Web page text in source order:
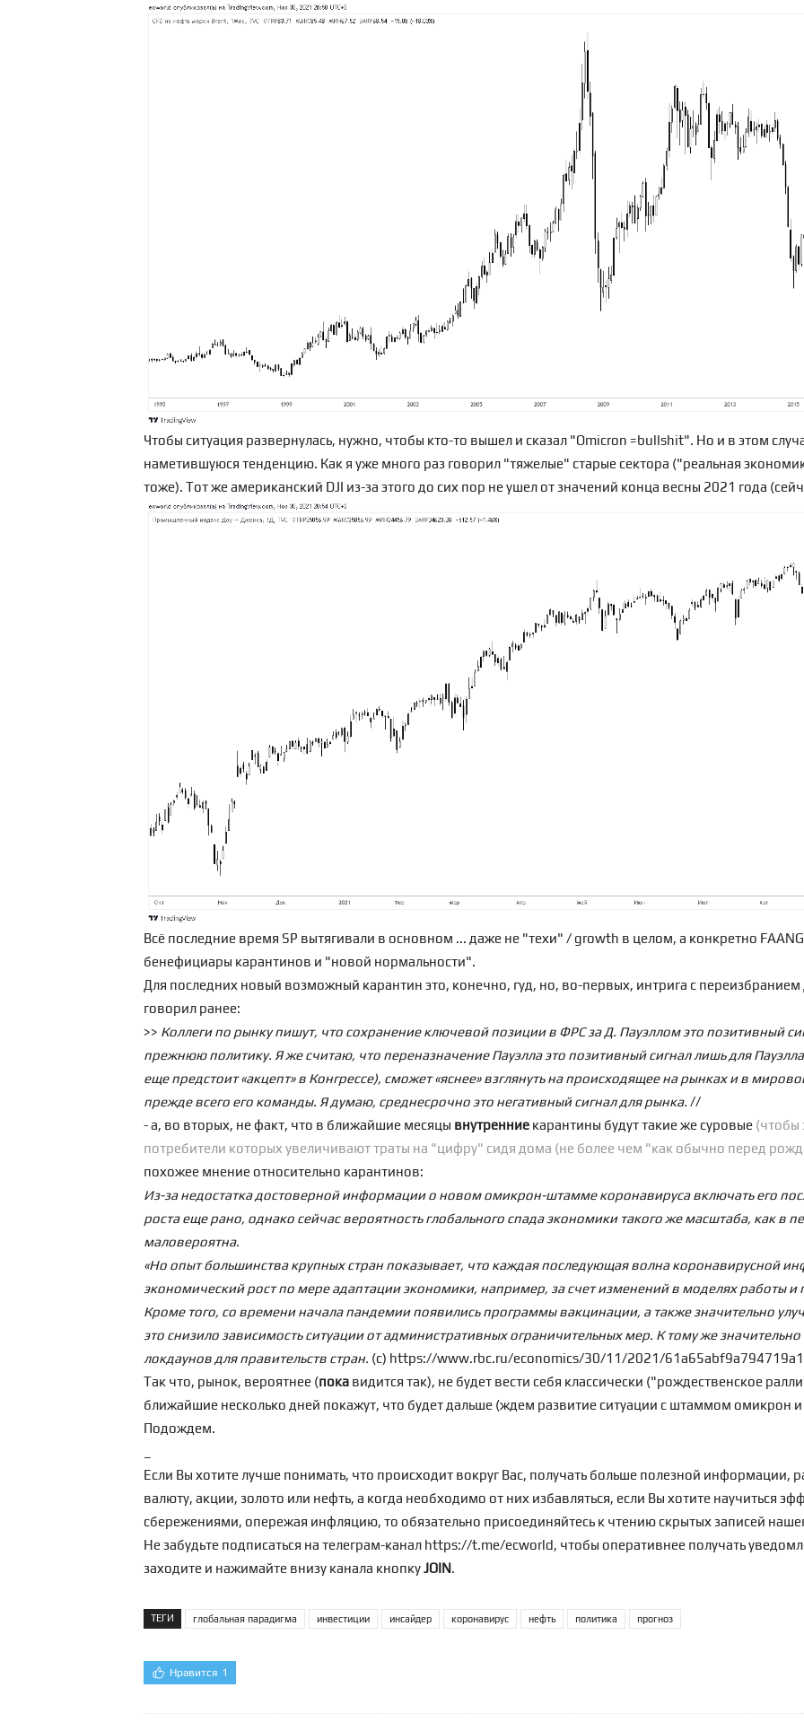
Чтобы ситуация развернулась, нужно, чтобы кто-то вышел и сказал "Omicron =bullshit". Но и в этом
наметившуюся тенденцию. Как я уже много раз говорил "тяжелые" старые сектора ("реальная
тоже). Тот же американский DJI из-за этого до сих пор не ушел от значений конца весны 2021 года
Всё последние время SP вытягивали в основном ... даже не "техи" / growth в целом, а конкретно
бенефициары карантинов и "новой нормальности".
Для последних новый возможный карантин это, конечно, гуд, но, во-первых, интрига с переизбранием
говорил ранее:
>> Коллеги по рынку пишут, что сохранение ключевой позиции в ФРС за Д. Пауэллом это позитивный
прежнюю политику. Я же считаю, что переназначение Пауэлла это позитивный сигнал лишь для
еще предстоит «акцепт» в Конгрессе), сможет «яснее» взглянуть на происходящее на рынках и в
прежде всего его команды. Я думаю, среднесрочно это негативный сигнал для рынка. //
- а, во вторых, не факт, что в ближайшие месяцы внутренние карантины будут такие же суровые (чтобы
потребители которых увеличивают траты на "цифру" сидя дома (не более чем "как обычно перед
похожее мнение относительно карантинов:
Из-за недостатка достоверной информации о новом омикрон-штамме коронавируса включать его
роста еще рано, однако сейчас вероятность глобального спада экономики такого же масштаба, как в
маловероятна.
«Но опыт большинства крупных стран показывает, что каждая последующая волна коронавирусной
экономический рост по мере адаптации экономики, например, за счет изменений в моделях работы и
Кроме того, со времени начала пандемии появились программы вакцинации, а также значительно
это снизило зависимость ситуации от административных ограничительных мер. К тому же
локдаунов для правительств стран. (с) https://www.rbc.ru/economics/30/11/2021/
Так что, рынок, вероятнее (пока видится так), не будет вести себя классически ("рождественское
ближайшие несколько дней покажут, что будет дальше (ждем развитие ситуации с штаммом омикрон
Подождем.
Если Вы хотите лучше понимать, что происходит вокруг Вас, получать больше полезной информации,
валюту, акции, золото или нефть, а когда необходимо от них избавляться, если Вы хотите научиться
сбережениями, опережая инфляцию, то обязательно присоединяйтесь к чтению скрытых записей
Не забудьте подписаться на телеграм-канал https://t.me/ecworld, чтобы оперативнее получать
заходите и нажимайте внизу канала кнопкуJOIN.
ТЕГИ глобальная парадигма инвестиции инсайдер коронавирус нефть политика прогноз
Нравится 1